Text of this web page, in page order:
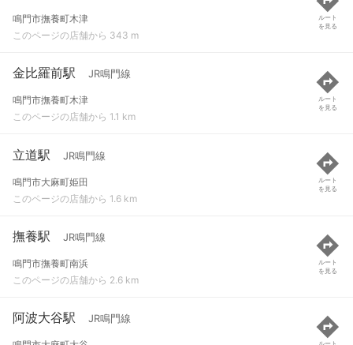
鳴門市撫養町木津
このページの店舗から 343 m
ルート
を見る
金比羅前駅 JR鳴門線
鳴門市撫養町木津
このページの店舗から 1.1 km
ルート
を見る
立道駅 JR鳴門線
鳴門市大麻町姫田
このページの店舗から 1.6 km
ルート
を見る
撫養駅 JR鳴門線
鳴門市撫養町南浜
このページの店舗から 2.6 km
ルート
を見る
阿波大谷駅 JR鳴門線